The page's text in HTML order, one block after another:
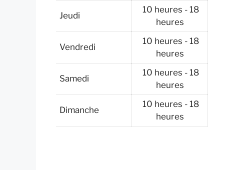
Jeudi
10 heures - 18
heures
Vendredi
10 heures - 18
heures
Samedi
10 heures - 18
heures
Dimanche
10 heures - 18
heures